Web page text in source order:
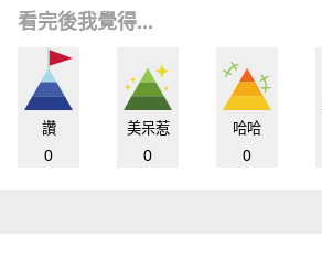
看完後我覺得...
讚
0
美呆惹
0
哈哈
0